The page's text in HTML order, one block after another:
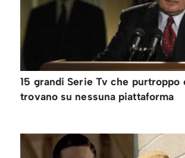
15 grandi Serie Tv che purtroppo
trovano su nessuna piattaforma